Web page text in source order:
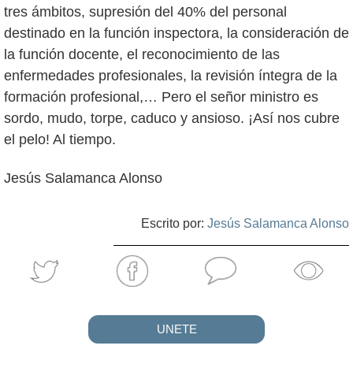
tres ámbitos, supresión del 40% del personal
destinado en la función inspectora, la consideración de
la función docente, el reconocimiento de las
enfermedades profesionales, la revisión íntegra de la
formación profesional,… Pero el señor ministro es
sordo, mudo, torpe, caduco y ansioso. ¡Así nos cubre
el pelo! Al tiempo.
Jesús Salamanca Alonso
Escrito por: Jesús Salamanca Alonso
UNETE